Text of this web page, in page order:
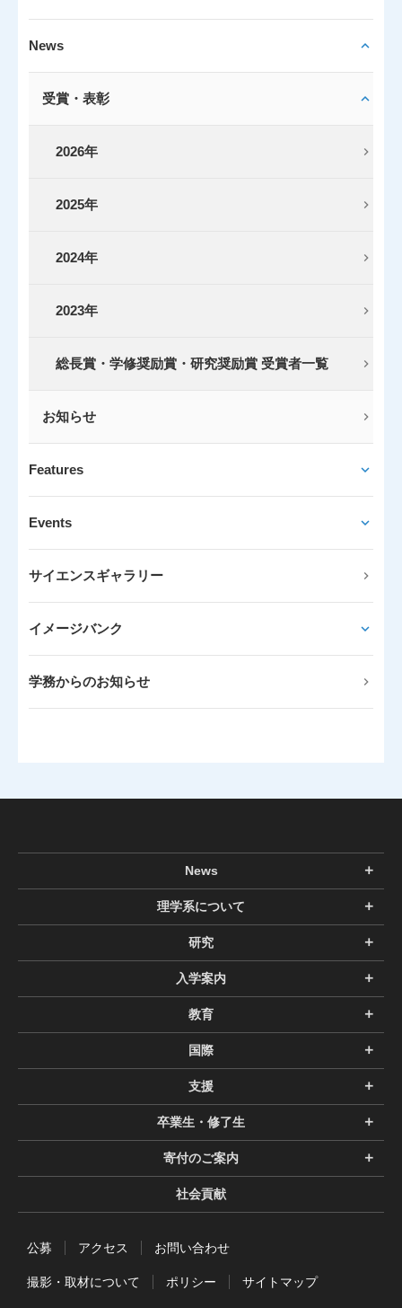
News
受賞・表彰
2026年
2025年
2024年
2023年
総長賞・学修奨励賞・研究奨励賞 受賞者一覧
お知らせ
Features
Events
サイエンスギャラリー
イメージバンク
学務からのお知らせ
News
理学系について
研究
入学案内
教育
国際
支援
卒業生・修了生
寄付のご案内
社会貢献
公募 アクセス お問い合わせ
撮影・取材について ポリシー サイトマップ